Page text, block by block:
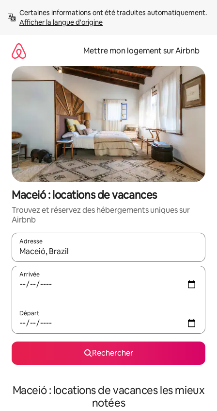
directement
Afficher la langue d'origine
Mettre mon logement sur Airbnb
Maceió : locations de vacances
Trouvez et réservez des hébergements uniques sur
Airbnb
Adresse
Lorsque les résultats s'affichent, utilisez les flèches vers le
Arrivée
Départ
Rechercher
Maceió : locations de vacances les mieux
notées